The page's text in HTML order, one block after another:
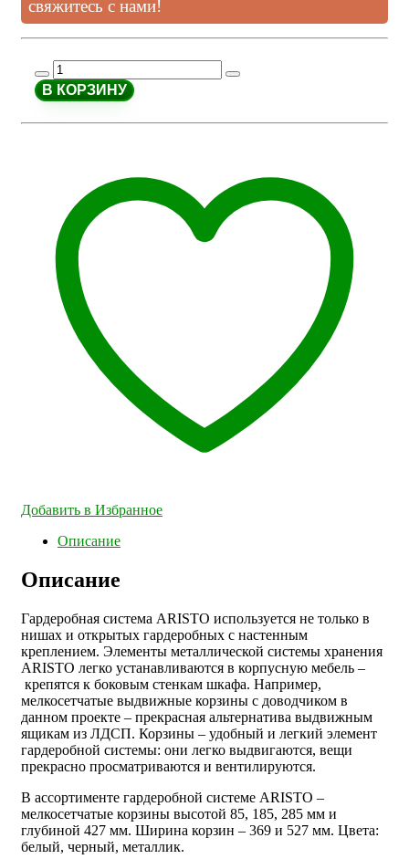
свяжитесь с нами!
В КОРЗИНУ
Добавить в Избранное
Описание
Описание
Гардеробная система ARISTO используется не только в
нишах и открытых гардеробных с настенным
креплением. Элементы металлической системы хранения
ARISTO легко устанавливаются в корпусную мебель –
крепятся к боковым стенкам шкафа. Например,
мелкосетчатые выдвижные корзины с доводчиком в
данном проекте – прекрасная альтернатива выдвижным
ящикам из ЛДСП. Корзины – удобный и легкий элемент
гардеробной системы: они легко выдвигаются, вещи
прекрасно просматриваются и вентилируются.
В ассортименте гардеробной системе ARISTO –
мелкосетчатые корзины высотой 85, 185, 285 мм и
глубиной 427 мм. Ширина корзин – 369 и 527 мм. Цвета:
белый, черный, металлик.